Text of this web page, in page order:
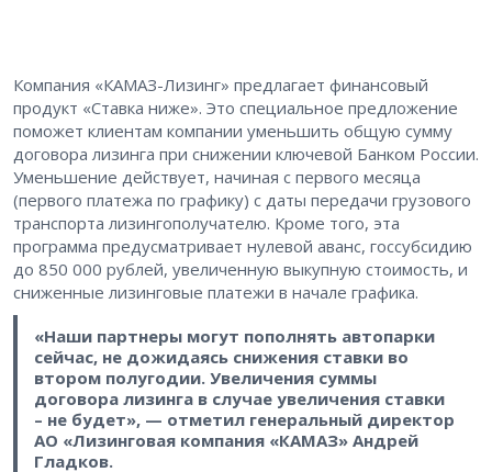
Компания «КАМАЗ-Лизинг» предлагает финансовый
продукт «Ставка ниже». Это специальное предложение
поможет клиентам компании уменьшить общую сумму
договора лизинга при снижении ключевой Банком России.
Уменьшение действует, начиная с первого месяца
(первого платежа по графику) с даты передачи грузового
транспорта лизингополучателю. Кроме того, эта
программа предусматривает нулевой аванс, госсубсидию
до 850 000 рублей, увеличенную выкупную стоимость, и
сниженные лизинговые платежи в начале графика.
«Наши партнеры могут пополнять автопарки
сейчас, не дожидаясь снижения ставки во
втором полугодии. Увеличения суммы
договора лизинга в случае увеличения ставки
– не будет», — отметил генеральный директор
АО «Лизинговая компания «КАМАЗ» Андрей
Гладков.